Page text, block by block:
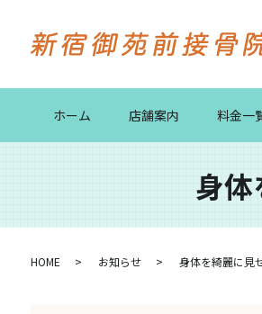
ホーム 店舗案内 料金一
身
HOME お知らせ 身体を綺麗に見